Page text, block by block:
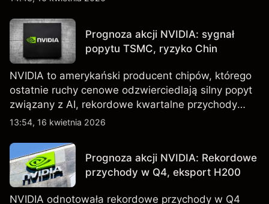
osiągnięte w przeszłości nie są wiarygodnym
wskaźnikiem przyszłych rezultatów.
Prognoza akcji NVIDIA: sygnał
popytu TSMC, ryzyko Chin
NVIDIA to amerykański producent chipów, którego
ostatnie ruchy cenowe odzwierciedlają silny popyt
związany z AI, rekordowe kwartalne przychody
oraz utrzymującą się niepewność wokół kontroli
zewnętrznych analityków.
13:54, 16 kwietnia 2026
Prognoza akcji NVIDIA: Rekordowe
przychody w Q4, eksport H200
NVIDIA odnotowała rekordowe przychody w Q4